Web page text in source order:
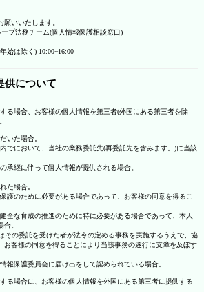
いいたします。
プ法務チーム(個人情報保護相談窓口)
始は除く) 10:00~16:00
供について
る場合、お客様の個人情報を第三者(外国にある第三者を除
いた場合。
でにおいて、当社の業務委託先(再委託先を含みます。)に当該
承継に伴って個人情報が提供される場合。
た場合。
護のために必要がある場合であって、お客様の同意を得るこ
全な育成の推進のために特に必要がある場合であって、本人
。
その委託を受けた者が法令の定める事務を実施するうえで、協
お客様の同意を得ることにより当該事務の遂行に支障を及ぼす
報保護委員会に届け出をして認められている場合。
る場合に、お客様の個人情報を外国にある第三者に提供する